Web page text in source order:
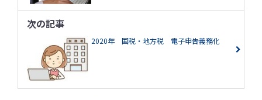
次の記事
2020年 国税・地方税 電子申告義務化